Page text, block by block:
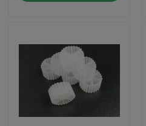
プロダクト
私達について